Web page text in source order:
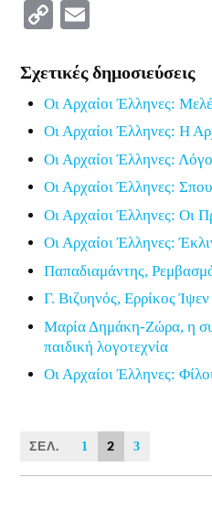
Copy
Σχετικές δημοσιεύσεις
Οι Αρχαίοι Έλληνες:
Οι Αρχαίοι Έλληνες: Η
Οι Αρχαίοι Έλληνες:
Οι Αρχαίοι Έλληνες:
Οι Αρχαίοι Έλληνες: Οι
Οι Αρχαίοι Έλληνες:
Παπαδιαμάντης,
Γ. Βιζυηνός, Ερρίκος Ίψεν
Μαρία Δημάκη-Ζώρα, η
παιδική λογοτεχνία
Οι Αρχαίοι Έλληνες:
ΣΕΛ. 1 2 3